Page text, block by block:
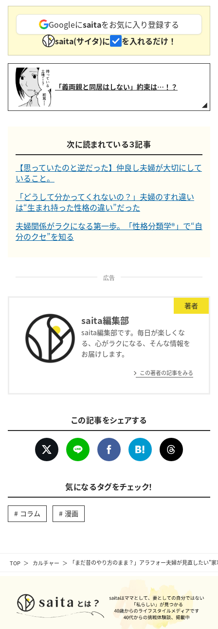
TOP カルチャー 「まだ昔のやり方のまま？」アラフォー夫婦が見直したい"
Googleにsaitaをお気に入り登録する
saita(サイタ)に
を入れるだけ！
「義両親と同居はしない」約束は…！？
次に読まれている３記事
【思っていたのと逆だった】仲良し夫婦が大切にして
いること。
「どうして分かってくれないの？」夫婦のすれ違い
は“生まれ持った性格の違い”だった
夫婦関係がラクになる第一歩。「性格分類学®」で“自
分のクセ”を知る
広告
著者
saita編集部
saita編集部です。毎日が楽しくな
る、心がラクになる、そんな情報を
お届けします。
この著者の記事をみる
この記事をシェアする
気になるタグをチェック！
コラム 漫画